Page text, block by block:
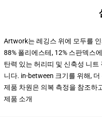
Artwork는 레깅스 위에 모두를
88% 폴리에스테, 12% 스판덱스
탄력 있는 허리띠 및 신축성 니
니다. in-between 크기를 위해,
제품 차원은 의복 측정을 참조하
제품 소개